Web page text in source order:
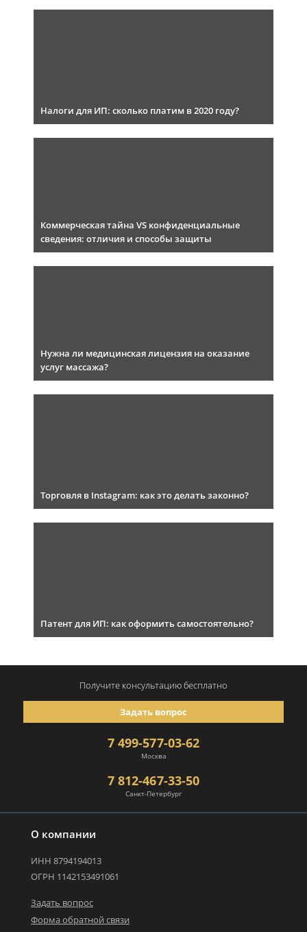
Налоги для ИП: сколько платим в 2020 году?
Коммерческая тайна VS конфиденциальные
сведения: отличия и способы защиты
Нужна ли медицинская лицензия на оказание
услуг массажа?
Торговля в Instagram: как это делать законно?
Патент для ИП: как оформить самостоятельно?
О компании
ИНН 8794194013
ОГРН 1142153491061
Задать вопрос
Форма обратной связи
7 499-577-03-62
Москва
7 812-467-33-50
Санкт-Петербург
Задать вопрос
Получите консультациюбесплатно